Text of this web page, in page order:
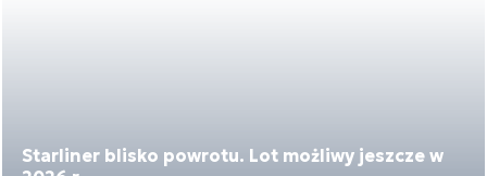
Starliner blisko powrotu. Lot możliwy jeszcze w